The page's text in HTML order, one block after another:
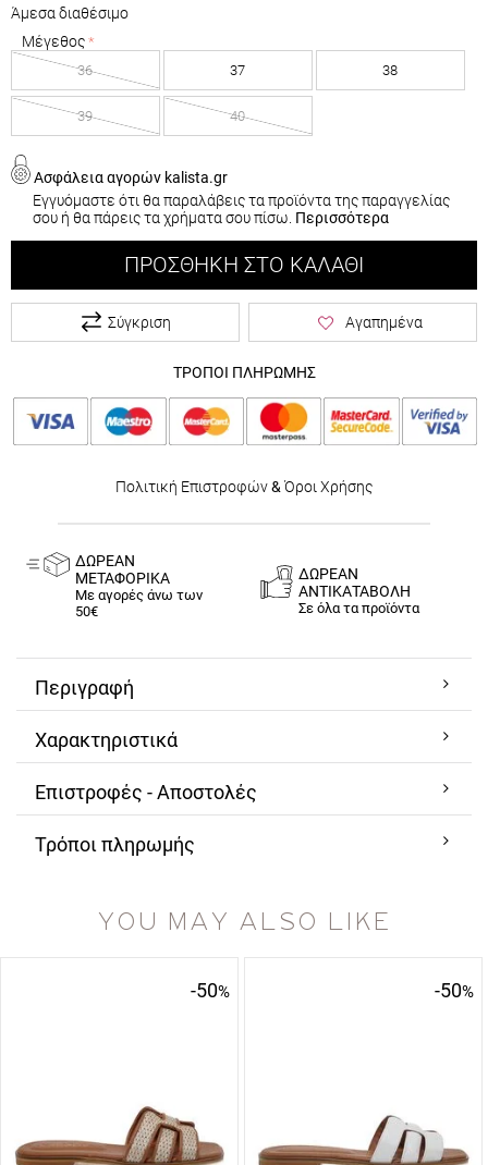
Άμεσα διαθέσιμο
Μέγεθος
36 37 38
39 40
Ασφάλεια αγορών kalista.gr
Εγγυόμαστε ότι θα παραλάβεις τα προϊόντα της παραγγελίας
σου ή θα πάρεις τα χρήματα σου πίσω. Περισσότερα
ΠΡΟΣΘΉΚΗ ΣΤΟ ΚΑΛΆΘΙ
Σύγκριση Αγαπημένα
ΤΡΟΠΟΙ ΠΛΗΡΩΜΗΣ
Πολιτική Επιστροφών& Όροι Χρήσης
ΔΩΡΕΑΝ
ΜΕΤΑΦΟΡΙΚΑ
Με αγορές άνω των
50€
ΔΩΡΕΑΝ
ΑΝΤΙΚΑΤΑΒΟΛΗ
Σε όλα τα προϊόντα
Περιγραφή
Χαρακτηριστικά
Επιστροφές - Αποστολές
Τρόποι πληρωμής
YOU MAY ALSO LIKE
-50% -50%